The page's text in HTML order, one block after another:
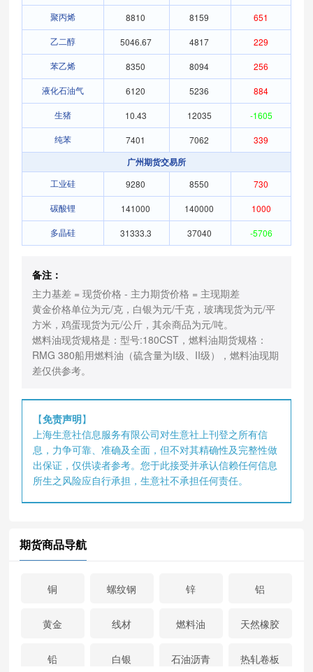
聚丙烯 8810 8159 651
乙二醇 5046.67 4817 229
苯乙烯 8350 8094 256
液化石油气 6120 5236 884
生猪 10.43 12035 -1605
纯苯 7401 7062 339
广州期货交易所
工业硅 9280 8550 730
碳酸锂 141000 140000 1000
多晶硅 31333.3 37040 -5706
备注：
主力基差 = 现货价格 - 主力期货价格 = 主现期差
黄金价格单位为元/克，白银为元/千克，玻璃现货为元/平
方米，鸡蛋现货为元/公斤，其余商品为元/吨。
燃料油现货规格是：型号:180CST，燃料油期货规格：
RMG 380船用燃料油（硫含量为I级、II级），燃料油现期
差仅供参考。
【免责声明】
上海生意社信息服务有限公司对生意社上刊登之所有信
息，力争可靠、准确及全面，但不对其精确性及完整性做
出保证，仅供读者参考。您于此接受并承认信赖任何信息
所生之风险应自行承担，生意社不承担任何责任。
期货商品导航
铜 螺纹钢 锌 铝
黄金 线材 燃料油 天然橡胶
铅 白银 石油沥青 热轧卷板